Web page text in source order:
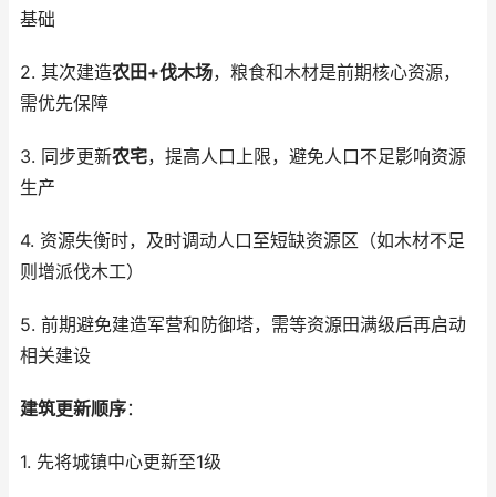
基础
2. 其次建造农田+伐木场，粮食和木材是前期核心资源，
需优先保障
3. 同步更新农宅，提高人口上限，避免人口不足影响资源
生产
4. 资源失衡时，及时调动人口至短缺资源区（如木材不足
则增派伐木工）
5. 前期避免建造军营和防御塔，需等资源田满级后再启动
相关建设
建筑更新顺序：
1. 先将城镇中心更新至1级